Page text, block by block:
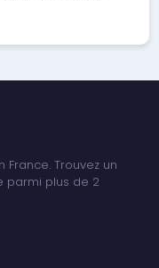
Trouvez un
parmi plus de 2